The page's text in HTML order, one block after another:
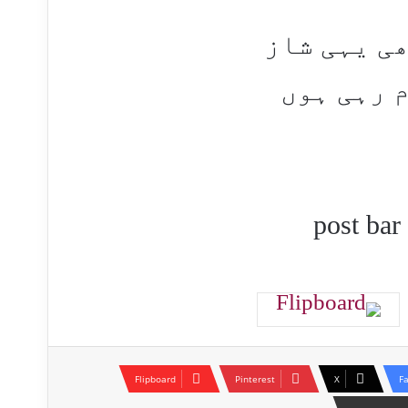
یہی شاز
رہی ہوں
X
Pinterest
Flipboard